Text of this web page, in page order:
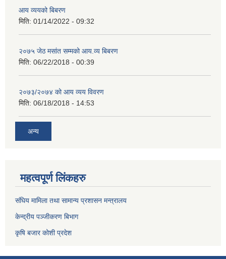
आय व्ययको बिबरण
मिति: 01/14/2022 - 09:32
२०७५ जेठ मसांत सम्मको आय.व्य बिबरण
मिति: 06/22/2018 - 00:39
२०७३/२०७४ को आय व्यय विवरण
मिति: 06/18/2018 - 14:53
अन्य
महत्वपूर्ण लिंकहरु
संघिय मामिला तथा सामान्य प्रशासन मन्त्रालय
केन्द्रीय पञ्जीकरण बिभाग
कृषि बजार कोशी प्रदेश